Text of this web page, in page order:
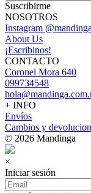
Suscribirme
NOSOTROS
Instagram
About Us
¡Escribinos!
CONTACTO
Coronel Mora 640
099734548
+ INFO
Envíos
Cambios y
© 2026 Mandinga
×
Iniciar sesión